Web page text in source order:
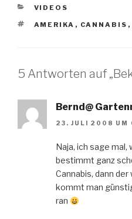
KATEGORIEN
VIDEOS
SCHLAGWÖRTER
AMERIKA , CANNABIS ,
5 Antworten auf
Bernd@
23. JULI 2008 UM
Naja, ich sage
bestimmt ganz
Cannabis, dann
kommt man
ran